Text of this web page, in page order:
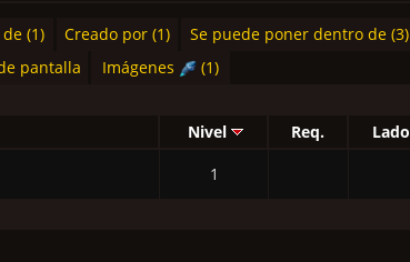
(1) Creado por (1) Se puede poner dentro de (3)
pantalla Imágenes
(1)
Nivel Req. Lado
1